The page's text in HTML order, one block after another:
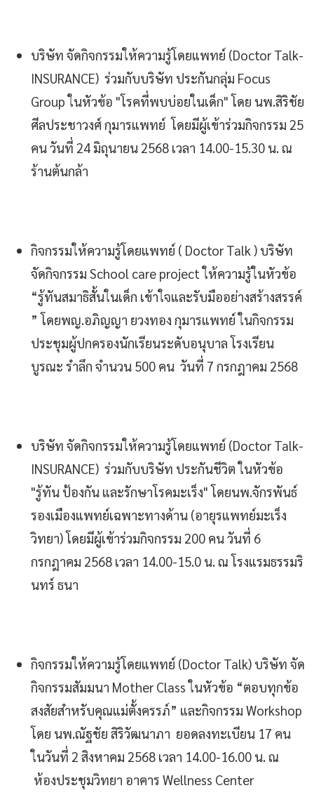
บริษัท จัดกิจกรรมให้ความรู้โดยแพทย์ (Doctor Talk-
INSURANCE) ร่วมกับบริษัท ประกันกลุ่ม Focus
Group ในหัวข้อ "โรคที่พบบ่อยในเด็ก" โดย นพ.สิริชัย
ศีลประชาวงศ์ กุมารแพทย์ โดยมีผู้เข้าร่วมกิจกรรม 25
คน วันที่ 24 มิถุนายน 2568 เวลา 14.00-15.30 น. ณ
ร้านต้นกล้า
กิจกรรมให้ความรู้โดยแพทย์ ( Doctor Talk ) บริษัท
จัดกิจกรรม School care project ให้ความรู้ในหัวข้อ
“รู้ทันสมาธิสั้นในเด็ก เข้าใจและรับมืออย่างสร้างสรรค์
” โดยพญ.อภิญญา ยวงทอง กุมารแพทย์ ในกิจกรรม
ประชุมผู้ปกครองนักเรียนระดับอนุบาล โรงเรียน
บูรณะ รำลึก จำนวน 500 คน วันที่ 7 กรกฎาคม 2568
บริษัท จัดกิจกรรมให้ความรู้โดยแพทย์ (Doctor Talk-
INSURANCE) ร่วมกับบริษัท ประกันชีวิต ในหัวข้อ
"รู้ทัน ป้องกัน และรักษาโรคมะเร็ง" โดยนพ.จักรพันธ์
รองเมืองแพทย์เฉพาะทางด้าน (อายุรแพทย์มะเร็ง
วิทยา) โดยมีผู้เข้าร่วมกิจกรรม 200 คน วันที่ 6
กรกฎาคม 2568 เวลา 14.00-15.0 น. ณ โรงแรมธรรมริ
นทร์ ธนา
กิจกรรมให้ความรู้โดยแพทย์ (Doctor Talk) บริษัท จัด
กิจกรรมสัมมนา Mother Class ในหัวข้อ “ตอบทุกข้อ
สงสัยสำหรับคุณแม่ตั้งครรภ์” และกิจกรรม Workshop
โดย นพ.ณัฐชัย สิริวัฒนาภา ยอดลงทะเบียน 17 คน
ในวันที่ 2 สิงหาคม 2568 เวลา 14.00-16.00 น. ณ
ห้องประชุมวิทยา อาคาร Wellness Center